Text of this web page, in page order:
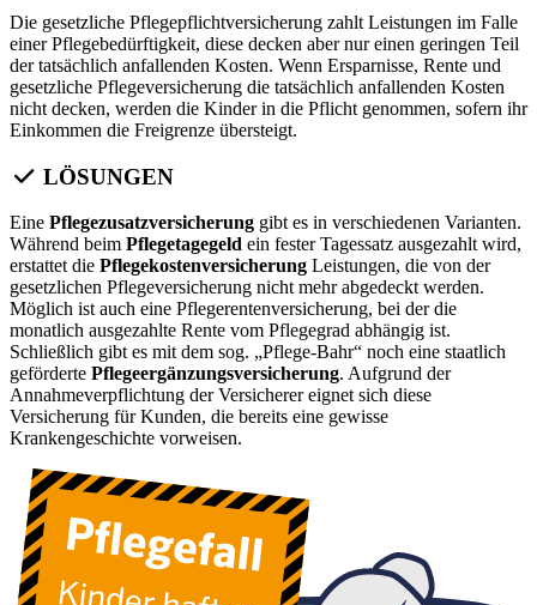
Die gesetzliche Pflegepflichtversicherung zahlt Leistungen im Falle
einer Pflegebedürftigkeit, diese decken aber nur einen geringen Teil
der tatsächlich anfallenden Kosten. Wenn Ersparnisse, Rente und
gesetzliche Pflegeversicherung die tatsächlich anfallenden Kosten
nicht decken, werden die Kinder in die Pflicht genommen, sofern ihr
Einkommen die Freigrenze übersteigt.
LÖSUNGEN
Eine Pflegezusatzversicherung gibt es in verschiedenen Varianten.
Während beim Pflegetagegeld ein fester Tagessatz ausgezahlt wird,
erstattet die Pflegekostenversicherung Leistungen, die von der
gesetzlichen Pflegeversicherung nicht mehr abgedeckt werden.
Möglich ist auch eine Pflegerentenversicherung, bei der die
monatlich ausgezahlte Rente vom Pflegegrad abhängig ist.
Schließlich gibt es mit dem sog. „Pflege-Bahr“ noch eine staatlich
geförderte Pflegeergänzungsversicherung. Aufgrund der
Annahmeverpflichtung der Versicherer eignet sich diese
Versicherung für Kunden, die bereits eine gewisse
Krankengeschichte vorweisen.